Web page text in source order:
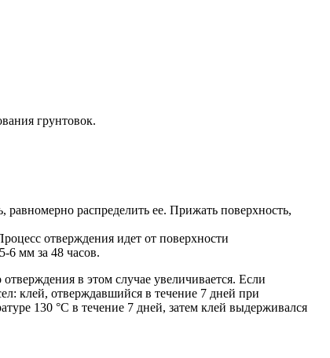
грунтовок.
распределить ее. Прижать поверхность,
отверждения идет от поверхности
6 мм за 48 часов.
в этом случае увеличивается. Если
клей, отверждавшийся в течение 7 дней при
130 °C в течение 7 дней, затем клей выдерживался